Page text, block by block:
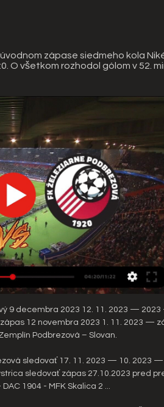
zápase siedmeho kola
O všetkom rozhodol gólom v 52.
9 decembra 2023 12. 11. 2023 —
12 novembra 2023 1. 11. 2023 —
Podbrezová – Slovan.
sledovať 17. 11. 2023 — 10. 2023
sledovať zápas 27.10.2023 pred
1904 - MFK Skalica 2 ...